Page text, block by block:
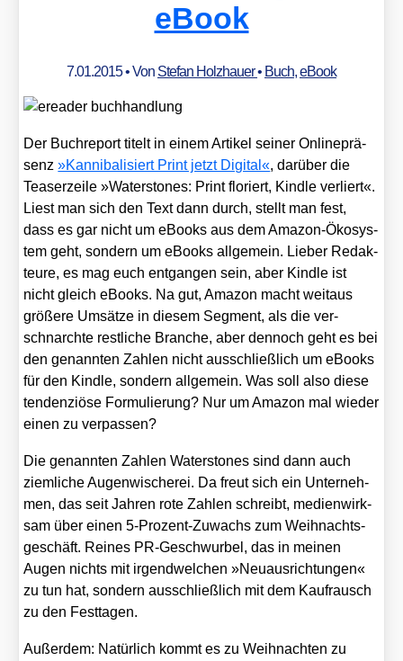
eBook
7.01.2015• Von Stefan Holzhauer• Buch,eBook
Der Buch­re­port titelt in einem Arti­kel sei­ner Online­prä­
senz»Kan­ni­ba­li­siert Print jetzt Digi­tal«, dar­über die
Teaser­zei­le »Water­sto­nes: Print flo­riert, Kind­le ver­liert«.
Liest man sich den Text dann durch, stellt man fest,
dass es gar nicht um eBooks aus dem Ama­zon-Öko­sys­
tem geht, son­dern um eBooks all­ge­mein. Lie­ber Redak­
teu­re, es mag euch ent­gan­gen sein, aber Kind­le ist
nicht gleich eBooks. Na gut, Ama­zon macht weit­aus
grö­ße­re Umsät­ze in die­sem Seg­ment, als die ver­
schnarch­te rest­li­che Bran­che, aber den­noch geht es bei
den genann­ten Zah­len nicht aus­schließ­lich um eBooks
für den Kind­le, son­dern all­ge­mein. Was soll also die­se
ten­den­ziö­se For­mu­lie­rung? Nur um Ama­zon mal wie­der
einen zu ver­pas­sen?
Die genann­ten Zah­len Water­sto­nes sind dann auch
ziem­li­che Augen­wi­sche­rei. Da freut sich ein Unter­neh­
men, das seit Jah­ren rote Zah­len schreibt, medi­en­wirk­
sam über einen 5‑Pro­zent-Zuwachs zum Weih­nachts­
ge­schäft. Rei­nes PR-Geschwur­bel, das in mei­nen
Augen nichts mit irgend­wel­chen »Neu­aus­rich­tun­gen«
zu tun hat, son­dern aus­schließ­lich mit dem Kauf­rausch
zu den Fest­ta­gen.
Außer­dem: Natür­lich kommt es zu Weih­nach­ten zu